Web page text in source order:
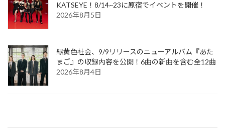
KATSEYE！8/14~23に原宿でイベントを開催！
2026年8月5日
緑黄色社会、9/9リリースのニューアルバム『あた
まご』の収録内容を公開！6曲の新曲を含む全12曲
2026年8月4日